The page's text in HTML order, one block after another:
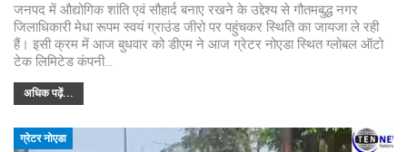
जनपद में औद्योगिक शांति एवं सौहार्द बनाए रखने के उद्देश्य से गौतमबुद्ध नगर
जिलाधिकारी मेधा रूपम स्वयं ग्राउंड जीरो पर पहुंचकर स्थिति का जायजा ले रही
हैं। इसी क्रम में आज बुधवार को डीएम ने आज ग्रेटर नोएडा स्थित ग्लोबल ऑटो
टेक लिमिटेड कंपनी…
अधिक पढ़ें...
ग्रेटर नोएडा